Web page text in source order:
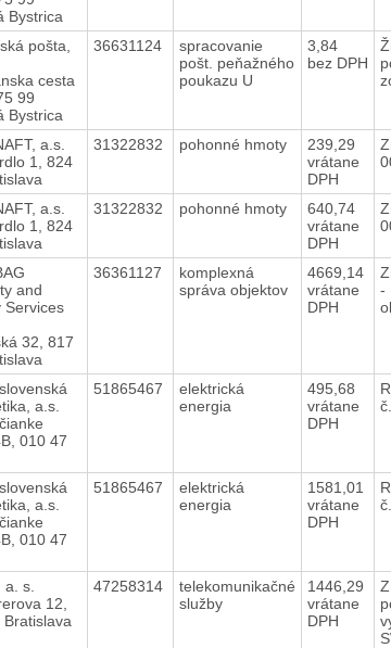
Bystrica
pošta,
cesta
99
Bystrica
36631124
spracovanie
pošt. peňažného
poukazu U
3,84
bez DPH
a.s.
1, 824
31322832 pohonné hmoty
239,29
vrátane
DPH
a.s.
1, 824
31322832 pohonné hmoty
640,74
vrátane
DPH
and
Services
32, 817
36361127
komplexná
správa objektov
4669,14
vrátane
DPH
-
a.s.
010 47
51865467
elektrická
energia
495,68
vrátane
DPH
a.s.
010 47
51865467
elektrická
energia
1581,01
vrátane
DPH
a. s.
12,
Bratislava
47258314
telekomunikačné
služby
1446,29
vrátane
DPH